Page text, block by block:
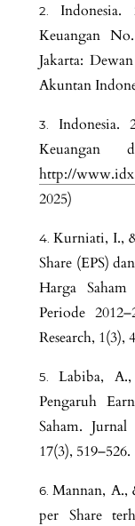
Indonesia.
Keuangan
Jakarta:
Akuntan
Indonesia.
Keuangan
http://
2025)
Kurniati, I.,
Share (EPS)
Harga
Periode
Research, 1(3),
Labiba,
Pengaruh
Saham.
17(3), 519–526.
Mannan, A.,
per Share